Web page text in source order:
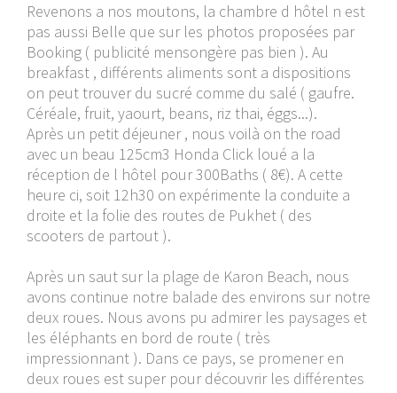
Revenons a nos moutons, la chambre d hôtel n est
pas aussi Belle que sur les photos proposées par
Booking ( publicité mensongère pas bien ). Au
breakfast , différents aliments sont a dispositions
on peut trouver du sucré comme du salé ( gaufre.
Céréale, fruit, yaourt, beans, riz thai, éggs...).
Après un petit déjeuner , nous voilà on the road
avec un beau 125cm3 Honda Click loué a la
réception de l hôtel pour 300Baths ( 8€). A cette
heure ci, soit 12h30 on expérimente la conduite a
droite et la folie des routes de Pukhet ( des
scooters de partout ).
Après un saut sur la plage de Karon Beach, nous
avons continue notre balade des environs sur notre
deux roues. Nous avons pu admirer les paysages et
les éléphants en bord de route ( très
impressionnant ). Dans ce pays, se promener en
deux roues est super pour découvrir les différentes